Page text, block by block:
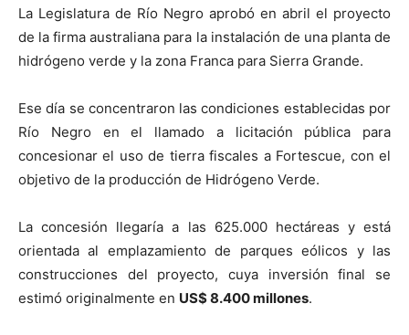
La Legislatura de Río Negro aprobó en abril el proyecto
de la firma australiana para la instalación de una planta de
hidrógeno verde y la zona Franca para Sierra Grande.
Ese día se concentraron las condiciones establecidas por
Río Negro en el llamado a licitación pública para
concesionar el uso de tierra fiscales a Fortescue, con el
objetivo de la producción de Hidrógeno Verde.
La concesión llegaría a las 625.000 hectáreas y está
orientada al emplazamiento de parques eólicos y las
construcciones del proyecto, cuya inversión final se
estimó originalmente en US$ 8.400 millones.